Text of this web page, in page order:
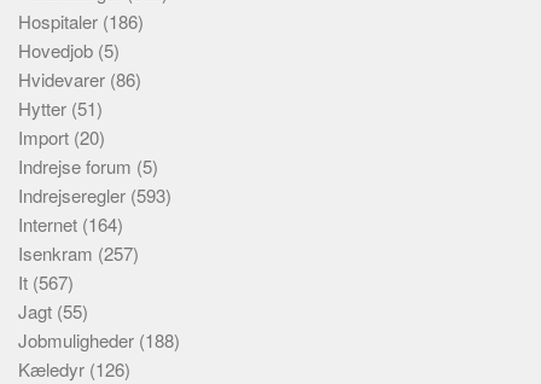
Hospitaler (186)
Hovedjob (5)
Hvidevarer (86)
Hytter (51)
Import (20)
Indrejse forum (5)
Indrejseregler (593)
Internet (164)
Isenkram (257)
It (567)
Jagt (55)
Jobmuligheder (188)
Kæledyr (126)